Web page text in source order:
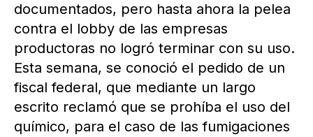
documentados, pero hasta ahora la pelea
contra el lobby de las empresas
productoras no logró terminar con su uso.
Esta semana, se conoció el pedido de un
fiscal federal, que mediante un largo
escrito reclamó que se prohíba el uso del
químico, para el caso de las fumigaciones